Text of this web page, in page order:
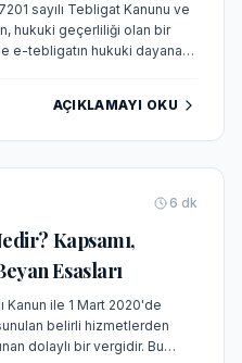
sayılı Tebligat Kanunu ve
hukuki geçerliliği olan bir
tebligatın hukuki dayanağı,
AÇIKLAMAYI OKU
6 dk
Kapsamı,
Esasları
Kanun ile 1 Mart 2020'de
belirli hizmetlerden
dolaylı bir vergidir. Bu